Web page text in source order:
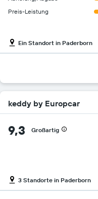
Preis-Leistung
Ein Standort in Paderborn
keddy by Europcar
9,3 Großartig
3 Standorte in Paderborn